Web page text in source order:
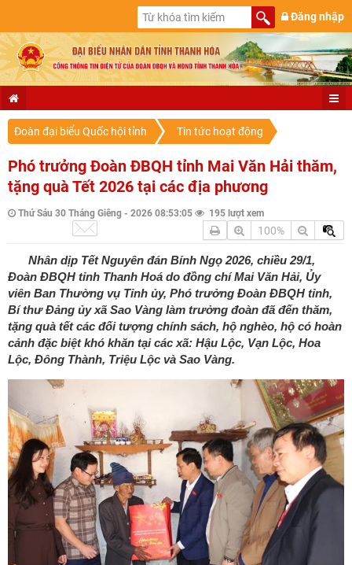
Đăng nhập
Đoàn đại biểu Quốc hội tỉnh Tin tức hoạt động
Phó trưởng Đoàn ĐBQH tỉnh Mai Văn Hải thăm,
tặng quà Tết 2026 tại các địa phương
Thứ Sáu 30 Tháng Giêng - 2026 08:53:05 195 lượt xem
100%
Nhân dịp Tết Nguyên đán Bính Ngọ 2026, chiều 29/1,
Đoàn ĐBQH tỉnh Thanh Hoá do đồng chí Mai Văn Hải, Ủy
viên Ban Thường vụ Tỉnh ủy, Phó trưởng Đoàn ĐBQH tỉnh,
Bí thư Đảng ủy xã Sao Vàng làm trưởng đoàn đã đến thăm,
tặng quà tết các đối tượng chính sách, hộ nghèo, hộ có hoàn
cảnh đặc biệt khó khăn tại các xã: Hậu Lộc, Vạn Lộc, Hoa
Lộc, Đông Thành, Triệu Lộc và Sao Vàng.